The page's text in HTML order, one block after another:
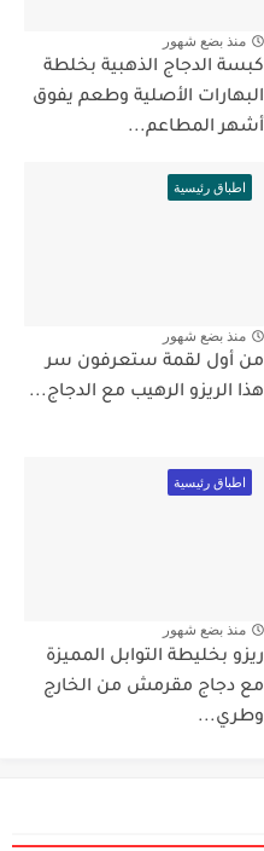
منذ بضع شهور
كبسة الدجاج الذهبية بخلطة
البهارات الأصلية وطعم يفوق
أشهر المطاعم...
اطباق رئيسية
منذ بضع شهور
من أول لقمة ستعرفون سر
هذا الريزو الرهيب مع الدجاج...
اطباق رئيسية
منذ بضع شهور
ريزو بخليطة التوابل المميزة
مع دجاج مقرمش من الخارج
وطري...